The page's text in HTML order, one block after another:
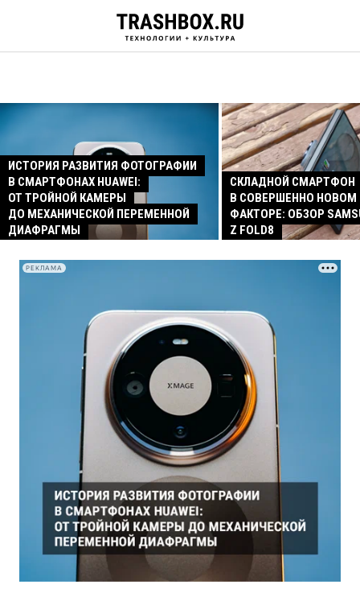
ИСТОРИЯ РАЗВИТИЯ ФОТОГРАФИИ
В СМАРТФОНАХ HUAWEI:
ОТ ТРОЙНОЙ КАМЕРЫ
ДО МЕХАНИЧЕСКОЙ ПЕРЕМЕННОЙ
ДИАФРАГМЫ
СКЛАДНОЙ СМАРТФОН
В СОВЕРШЕННО
ФАКТОРЕ: ОБЗОР
Z FOLD8
РЕКЛАМА